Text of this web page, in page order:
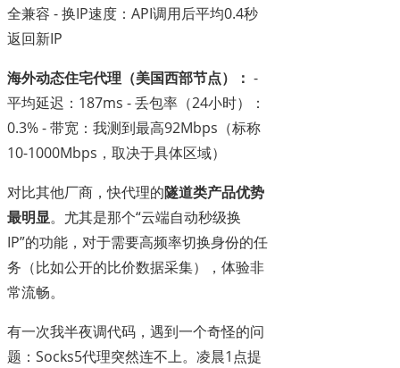
全兼容 - 换IP速度：API调用后平均0.4秒
返回新IP
海外动态住宅代理（美国西部节点）： -
平均延迟：187ms - 丢包率（24小时）：
0.3% - 带宽：我测到最高92Mbps（标称
10-1000Mbps，取决于具体区域）
对比其他厂商，快代理的隧道类产品优势
最明显。尤其是那个“云端自动秒级换
IP”的功能，对于需要高频率切换身份的任
务（比如公开的比价数据采集），体验非
常流畅。
有一次我半夜调代码，遇到一个奇怪的问
题：Socks5代理突然连不上。凌晨1点提